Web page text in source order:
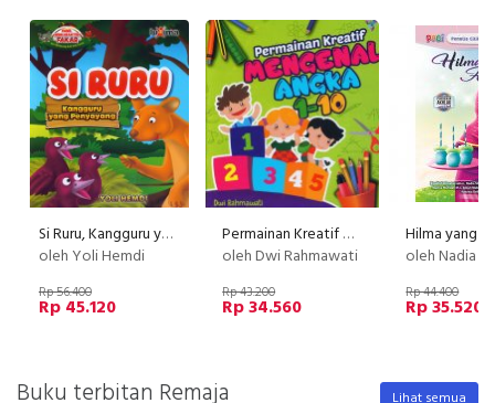
Si Ruru, Kangguru yang Penyayang
oleh Yoli Hemdi
Rp 56.400
Rp 45.120
Permainan Kreatif Mengenal Angka 1-10
oleh Dwi Rahmawati
Rp 43.200
Rp 34.560
Hilma yang
oleh Nadia Shafiana Rahma, Maziya Mufidah Mumtaza Ilmi, Ainun Mubin
Rp 44.400
Rp 35.520
Buku terbitan Remaja Lihat semua